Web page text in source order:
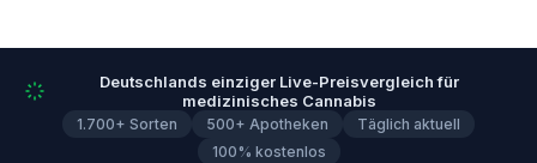
Deutschlands einziger Live-Preisvergleich für
medizinisches Cannabis
1.700+ Sorten 500+ Apotheken
Täglich aktuell
100% kostenlos